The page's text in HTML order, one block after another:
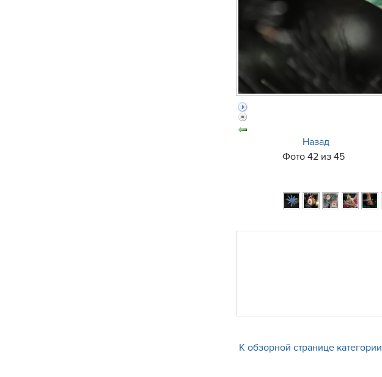
Назад
Фото 42 из 45
К обзорной странице категории